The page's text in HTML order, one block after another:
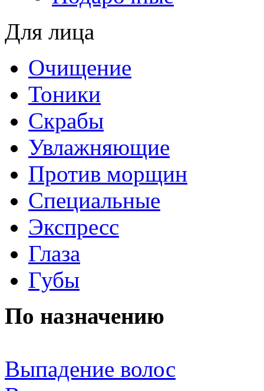
Для лица
Oчищение
Тоники
Скрабы
Увлажняющие
Против морщин
Специальные
Экспресс
Глаза
Губы
По назначению
Выпадение волос